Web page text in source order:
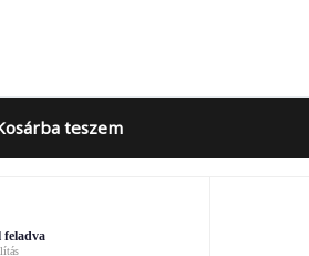
teszem
feladva